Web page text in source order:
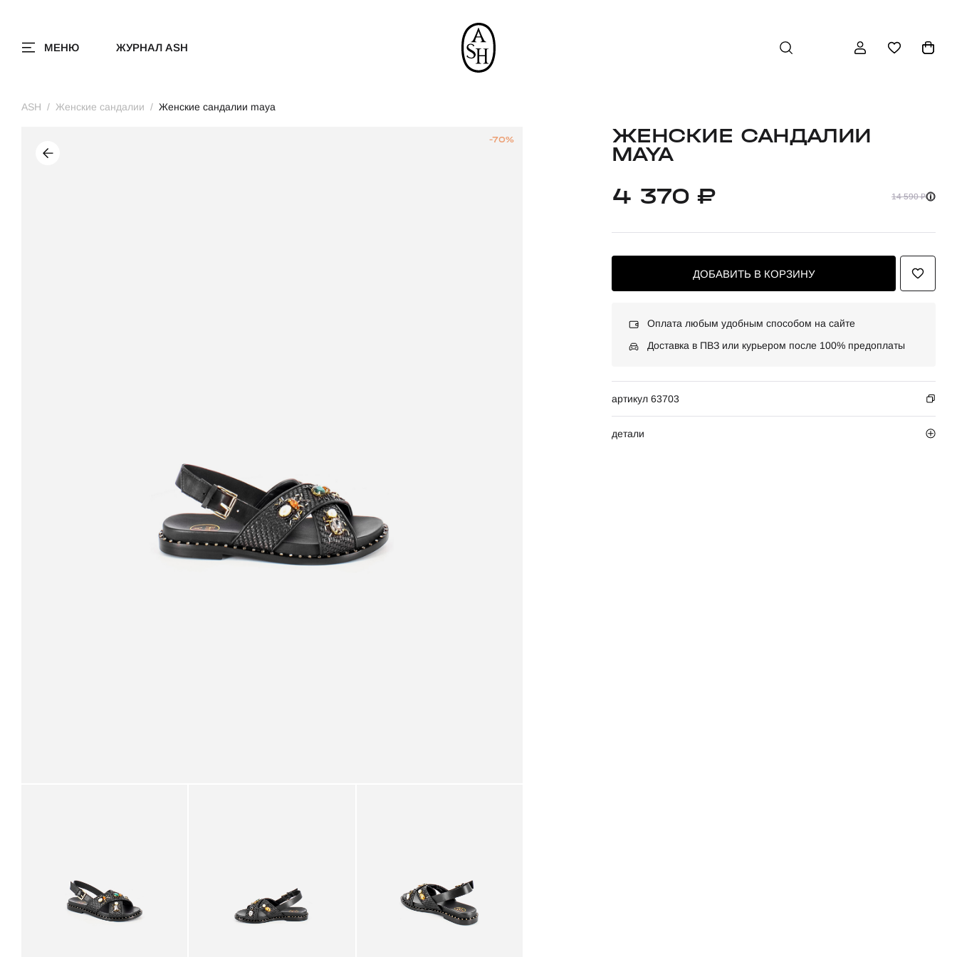
МЕНЮ ЖУРНАЛ ASH
ASH Женские сандалии Женские сандалии maya
-70% ЖЕНСКИЕ САНДАЛИИ
MAYA
4 370 ₽ 14 590 ₽
ДОБАВИТЬ В КОРЗИНУ
Оплата любым удобным способом на сайте
Доставка в ПВЗ или курьером после 100% предоплаты
артикул 63703
детали